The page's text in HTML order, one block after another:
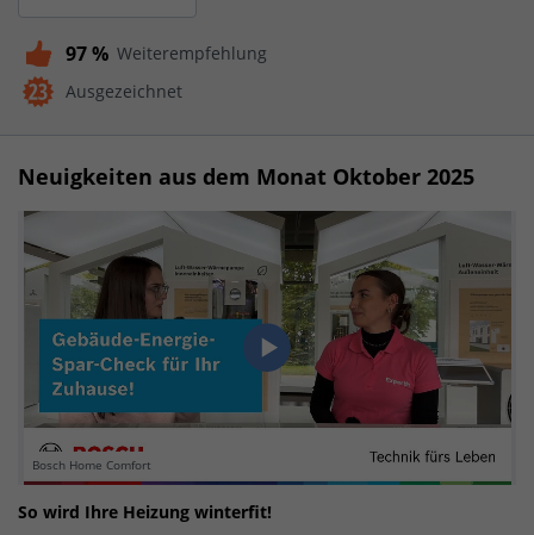
97 % Weiterempfehlung
Ausgezeichnet
Neuigkeiten aus dem Monat Oktober 2025
Bosch Home Comfort
So wird Ihre Heizung winterfit!